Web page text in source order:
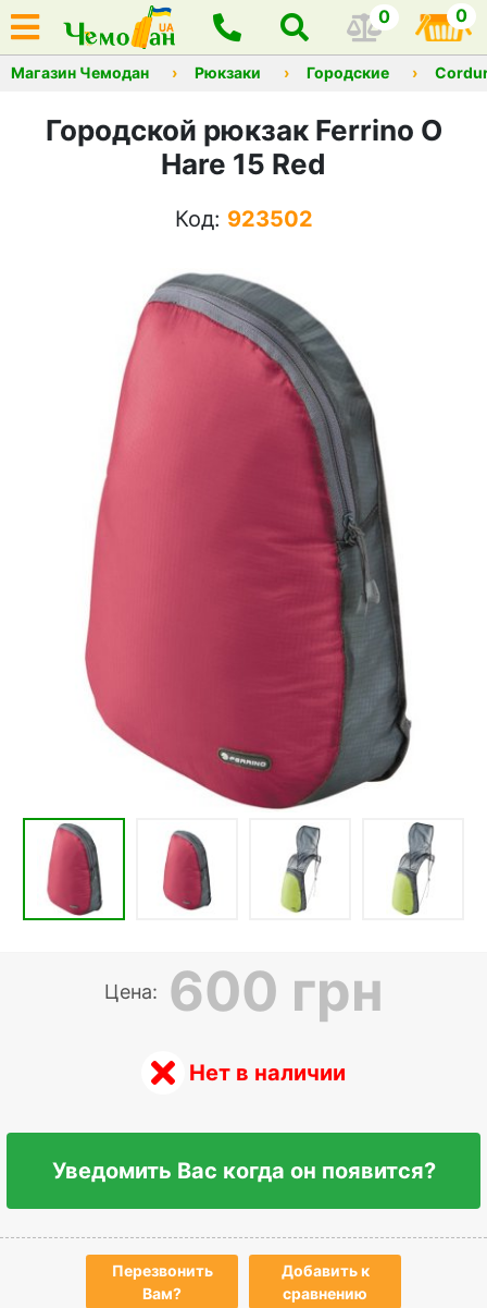
0 0
Магазин Чемодан Рюкзаки Городские
Городской рюкзак Ferrino O
Hare 15 Red
Код: 923502
Цена: 600 грн
Нет в наличии
Уведомить Вас когда он появится?
Перезвонить
Вам?
Добавить к
сравнению